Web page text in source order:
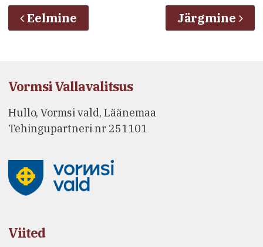
Eelmine Järgmine
Vormsi Vallavalitsus
Hullo, Vormsi vald, Läänemaa
Tehingupartneri nr 251101
Viited